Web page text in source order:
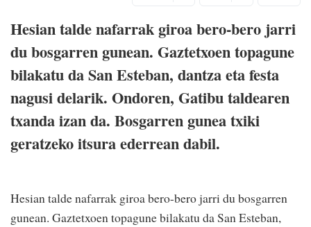
Hesian talde nafarrak giroa bero-bero jarri
du bosgarren gunean. Gaztetxoen topagune
bilakatu da San Esteban, dantza eta festa
nagusi delarik. Ondoren, Gatibu taldearen
txanda izan da. Bosgarren gunea txiki
geratzeko itsura ederrean dabil.
Hesian talde nafarrak giroa bero-bero jarri du bosgarren
gunean. Gaztetxoen topagune bilakatu da San Esteban,